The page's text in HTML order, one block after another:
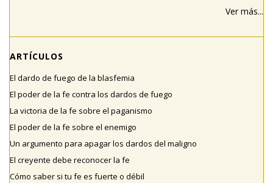
Ver más...
ARTÍCULOS
El dardo de fuego de la blasfemia
El poder de la fe contra los dardos de fuego
La victoria de la fe sobre el paganismo
El poder de la fe sobre el enemigo
Un argumento para apagar los dardos del maligno
El creyente debe reconocer la fe
Cómo saber si tu fe es fuerte o débil